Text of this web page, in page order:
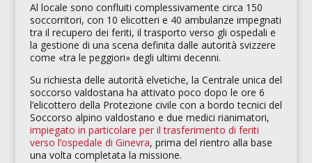
Al locale sono confluiti complessivamente circa 150
soccorritori, con 10 elicotteri e 40 ambulanze impegnati
tra il recupero dei feriti, il trasporto verso gli ospedali e
la gestione di una scena definita dalle autorità svizzere
come «tra le peggiori»degli ultimi decenni.
Su richiesta delle autorità elvetiche, la Centrale unica del
soccorso valdostana ha attivato poco dopo le ore 6
l’elicottero della Protezione civile con a bordo tecnici del
Soccorso alpino valdostano e due medici rianimatori,
impiegato in particolare per il trasferimento di feriti
verso l’ospedale di Ginevra, prima del rientro alla base
una volta completata la missione.